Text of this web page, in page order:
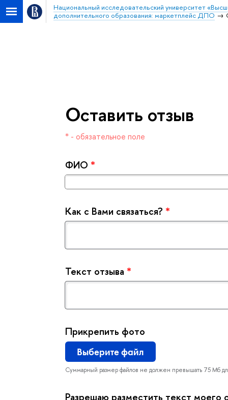
Национальный исследовательский университет
дополнительного образования: маркетплейс ДПО
Оставить отзы
* - обязательное поле
ФИО *
Как с Вами связаться? *
Текст отзыва *
Прикрепить фото
ыберите файл
Суммарный размер файлов не должен превышать 75 Мб
Разрешаю разместить текст моего